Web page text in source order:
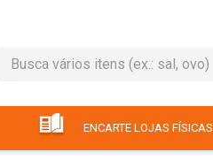
Busca vários itens (ex.: sal, ovo)
ENCARTE LOJAS FÍSICAS
leite